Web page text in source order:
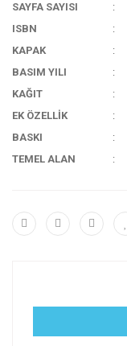
SAYFA SAYISI
ISBN
KAPAK
BASIM YILI
KAĞIT
EK ÖZELLİK
BASKI
TEMEL ALAN